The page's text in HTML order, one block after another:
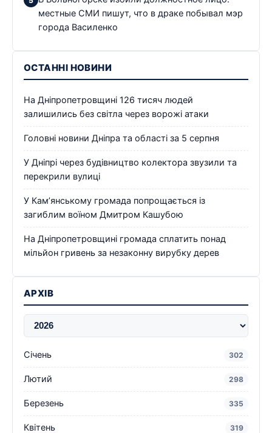
местные СМИ пишут, что в драке побывал мэр
города Василенко
ОСТАННІ НОВИНИ
На Дніпропетровщині 126 тисяч людей
залишились без світла через ворожі атаки
Головні новини Дніпра та області за 5 серпня
У Дніпрі через будівництво колектора звузили та
перекрили вулиці
У Кам’янському громада попрощається із
загиблим воїном Дмитром Кашубою
На Дніпропетровщині громада сплатить понад
мільйон гривень за незаконну вирубку дерев
АРХІВ
Січень 302
Лютий 298
Березень 335
Квітень 319